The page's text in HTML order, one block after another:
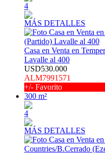
4
MÁS DETALLES
Casa en Venta en
Lavalle al 400
USD530.000
ALM7991571
+/- Favorito
300 m²
4
MÁS DETALLES